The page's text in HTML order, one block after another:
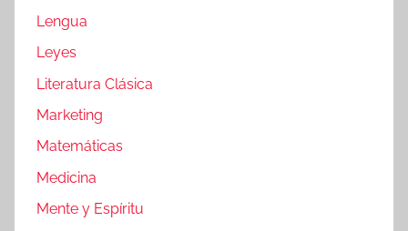
Lengua
Leyes
Literatura Clásica
Marketing
Matemáticas
Medicina
Mente y Espíritu